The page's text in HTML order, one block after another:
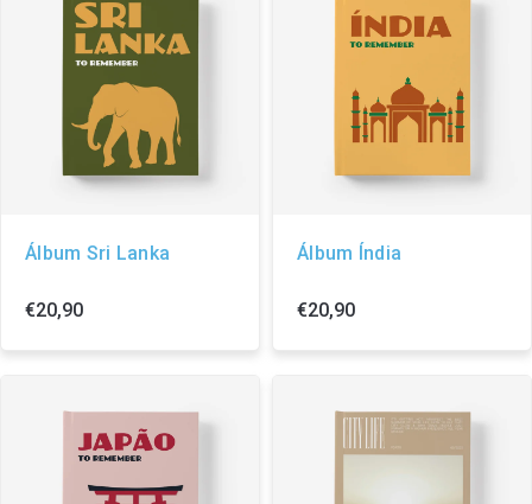
Álbum Sri Lanka
€20,90
Álbum Índia
€20,90